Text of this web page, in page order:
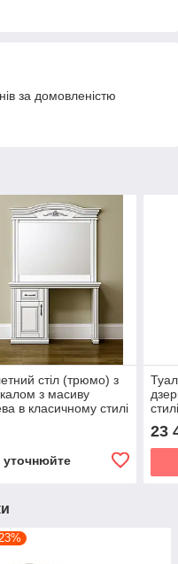
за домовленістю
стіл (трюмо) з
з масиву
в класичному стилі
уточнюйте
23